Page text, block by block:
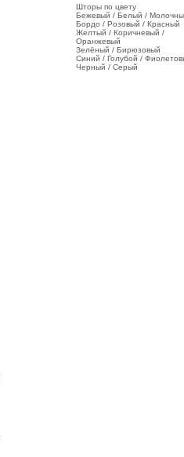
Шторы по цвету
Бежевый / Белый /
Бордо / Розовый / Красный
Желтый / Коричневый /
Оранжевый
Зелёный / Бирюзовый
Синий / Голубой /
Черный / Серый